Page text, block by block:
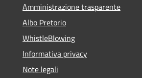
Amministrazione trasparente
Albo Pretorio
WhistleBlowing
Informativa privacy
Note legali